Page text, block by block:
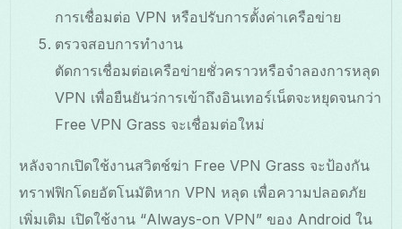
การเชื่อมต่อ VPN หรือปรับการตั้งค่าเครือข่าย
ตรวจสอบการทำงาน
ตัดการเชื่อมต่อเครือข่ายชั่วคราวหรือจำลองการหลุด
VPN เพื่อยืนยันว่การเข้าถึงอินเทอร์เน็ตจะหยุดจนกว่า
Free VPN Grass จะเชื่อมต่อใหม่
หลังจากเปิดใช้งานสวิตช์ฆ่า Free VPN Grass จะป้องกัน
ทราฟฟิกโดยอัตโนมัติหาก VPN หลุด เพื่อความปลอดภัย
เพิ่มเติม เปิดใช้งาน “Always-on VPN” ของ Android ใน